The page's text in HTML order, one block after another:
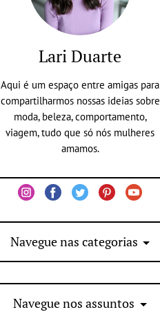
Lari Duarte
Aqui é um espaço entre amigas para
compartilharmos nossas ideias sobre
moda, beleza, comportamento,
viagem, tudo que só nós mulheres
amamos.
Navegue nas categorias
Navegue nos assuntos